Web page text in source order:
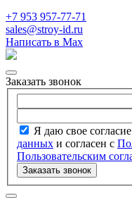
+7 953 957-77-71
sales@stroy-id.ru
Написать в Max
Заказать звонок
Я даю свое
данных и согласен с
Пользовательским
Заказать звонок